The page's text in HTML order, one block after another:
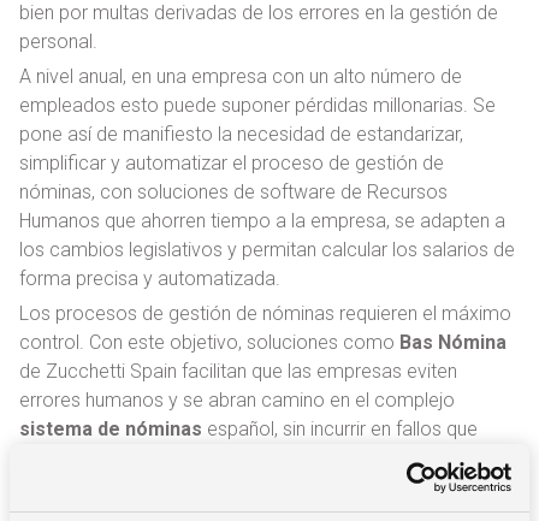
bien por multas derivadas de los errores en la gestión de
personal.
A nivel anual, en una empresa con un alto número de
empleados esto puede suponer pérdidas millonarias. Se
pone así de manifiesto la necesidad de estandarizar,
simplificar y automatizar el proceso de gestión de
nóminas, con soluciones de software de Recursos
Humanos que ahorren tiempo a la empresa, se adapten a
los cambios legislativos y permitan calcular los salarios de
forma precisa y automatizada.
Los procesos de gestión de nóminas requieren el máximo
control. Con este objetivo, soluciones como Bas Nómina
de Zucchetti Spain facilitan que las empresas eviten
errores humanos y se abran camino en el complejo
sistema de nóminas español, sin incurrir en fallos que
puedan suponer un sobrecoste o riesgos legales para la